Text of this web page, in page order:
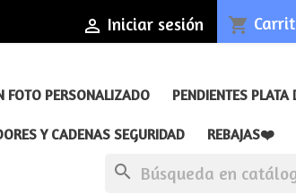
 Iniciar sesión shopping_cart
FOTO PERSONALIZADO PENDIENTES PLATA
Y CADENAS SEGURIDAD REBAJAS❤️
search